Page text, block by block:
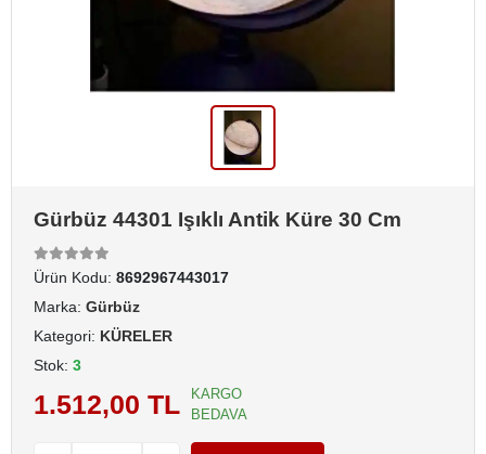
Gürbüz 44301 Işıklı Antik Küre 30 Cm
Ürün Kodu: 8692967443017
Marka: Gürbüz
Kategori: KÜRELER
Stok: 3
1.512,00 TL
KARGO
BEDAVA